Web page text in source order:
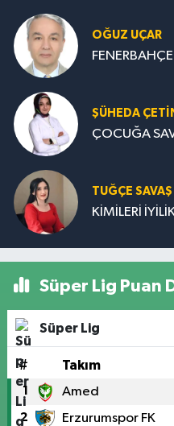
OĞUZ UÇAR
ŞÜHEDA
ÇOCUĞA
TUĞÇE SAVAŞ
KİMİLERİ
Süper Lig Puan
Süper Lig
# Takım
1 Amed
2 Erzurumspor FK